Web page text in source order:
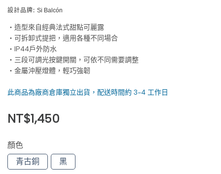
設計品牌: Si Balcón
・造型來自經典法式甜點可麗露
・可拆卸式提把，適用各種不同場合
・IP44戶外防水
・三段可調光按鍵開關，可依不同需要調整
・金屬沖壓燈體，輕巧強韌
此商品為廠商倉庫獨立出貨，配送時間約 3-4 工作日
NT$1,450
顏色
青古銅
黑